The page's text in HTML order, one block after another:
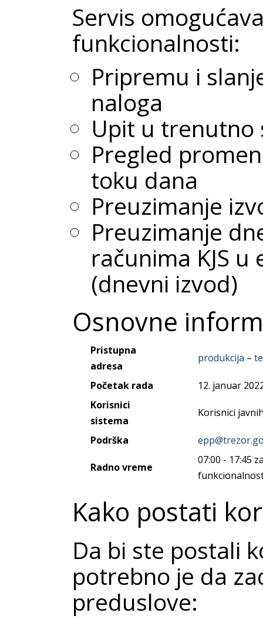
Servis
funkcionalnosti:
Pripremu i
naloga
Upit u trenutno
Pregled
toku dana
Preuzimanje
Preuzimanje
računima KJS
(dnevni izvod)
Osnovne
Pristupna
adresa
produkcija –
Početak rada
12. januar
Korisnici
sistema
Korisnici
Podrška
Radno vreme
07:00 - 17:45
Kako postati
Da bi ste postali
potrebno je da
preduslove: